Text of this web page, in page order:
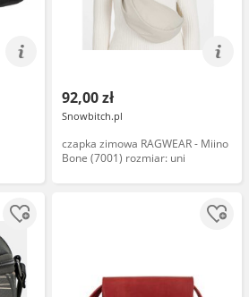
92,00 zł
Snowbitch.pl
czapka zimowa RAGWEAR - Miino
Bone (7001) rozmiar: uni